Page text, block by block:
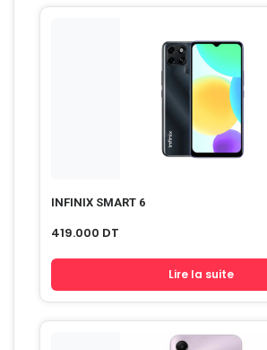
INFINIX SMART 6
419.000 DT
Lire la suite